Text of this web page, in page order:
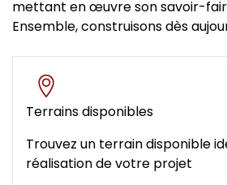
mettant en œuvre son savoir-
Ensemble, construisons dès
Terrains disponibles
Trouvez un terrain disponible
réalisation de votre projet